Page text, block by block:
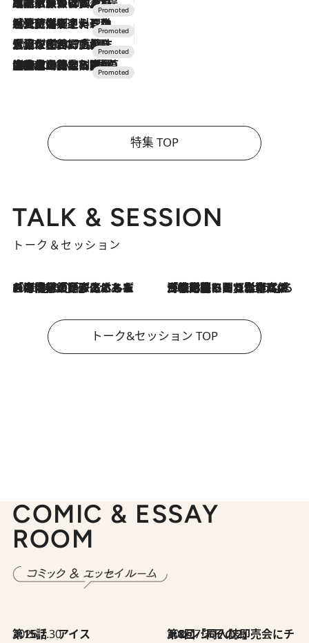
2026.7.24
【夏限定ディナーコース】旬を迎える稚鮎や花ズッキーニなどをイタリア・トスカーナの郷土料理の手法で満喫！
2026.7.17
「土佐和ハーブかき氷」がOMO7高知に登場！生姜、山椒、大葉など目にも舌にも涼を呼ぶ郷土の味
2026.7.10
NEW OPEN！【界 草津】名湯の地に誕生。趣の異なる2種の温泉と上州ならではの会席・蕎麦割烹など美食を味わう究極の癒やし旅
特集 TOP
TALK & SESSION
トーク＆セッション
2026.8.3
「今後値上げがあるとすれば…」「リスクがあるのは今年の冬」エネルギー専門家が語る、ホルムズ海峡封鎖が家庭にもたらす“ある心配” 2026.8.3
「住宅建てられない…」「サーチャージ料の高値が続いている」ホルムズ海峡封鎖による影響はいつまで続く？《エネルギー専門家に聞く“どうなる日本の暮らし”》
トーク&セッション TOP
COMIC & ESSAY
ROOM
2026.7.30
第15話 アイス 2026.7.30
第8回「同人誌即売会にチャレンジ その2」